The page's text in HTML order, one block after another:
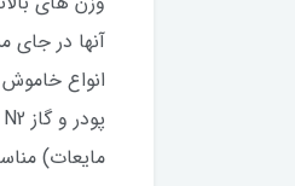
آنها در
مایعات)